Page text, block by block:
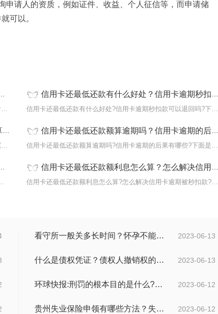
申请人的资质，例如证件、收益、个人征信等，而申请储
可以。
服刑导致信用卡逾期还款后逾期记录会被消除吗?即使您在服刑后把欠款
信用卡还最低还款有什么好处？信用卡逾期秒扣款可以退回吗？
信用卡还最低还款有什么好处?信用卡逾期秒扣款可以退回吗?下面是小
信用卡逾期一天怎么收费?如果信用卡拥有还款宽限期，且还款宽限期大
信用卡还最低还款额算逾期吗？信用卡逾期的后果有哪些？
信用卡还最低还款额算逾期吗?信用卡逾期的后果有哪些?下面是小编整
尽快还款希望各位小伙伴可以杜绝自
信用卡还最低还款额利息怎么算？怎么解决信用卡逾期被秒扣款？-环球热推荐
信用卡还最低还款额利息怎么算?怎么解决信用卡逾期被秒扣款?下面是
2023-06-13
看守所一般关多长时间？怀孕不能送看守所吗？ 焦点报道
2023-06-13
什么是债权凭证？债权人撤销权的行使和期限是多久？ 世界球精选
2023-06-12
环球快报:刑罚的根本目的是什么?刑法和刑罚有区别吗?
2023-06-12
贵州失业保险申领有哪些方法？失业保险的申请方法分为几种？